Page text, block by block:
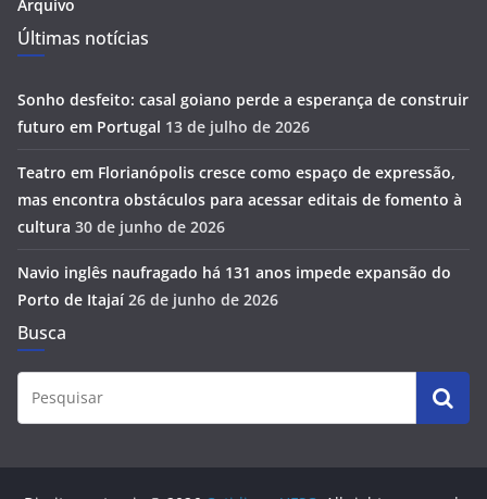
Arquivo
Últimas notícias
Sonho desfeito: casal goiano perde a esperança de construir
futuro em Portugal 13 de julho de 2026
Teatro em Florianópolis cresce como espaço de expressão,
mas encontra obstáculos para acessar editais de fomento à
cultura 30 de junho de 2026
Navio inglês naufragado há 131 anos impede expansão do
Porto de Itajaí 26 de junho de 2026
Busca